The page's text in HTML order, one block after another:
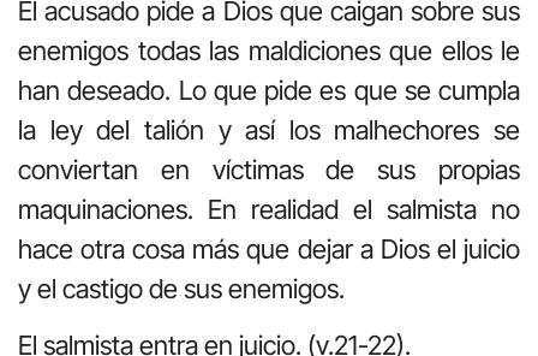
El acusado pide a Dios que caigan sobre sus
enemigos todas las maldiciones que ellos le
han deseado. Lo que pide es que se cumpla
la ley del talión y así los malhechores se
conviertan en víctimas de sus propias
maquinaciones. En realidad el salmista no
hace otra cosa más que dejar a Dios el juicio
y el castigo de sus enemigos.
El salmista entra en juicio. (v.21-22).